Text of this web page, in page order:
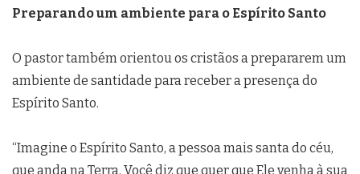
Preparando um ambiente para o Espírito Santo
O pastor também orientou os cristãos a prepararem um
ambiente de santidade para receber a presença do
Espírito Santo.
“Imagine o Espírito Santo, a pessoa mais santa do céu,
que anda na Terra. Você diz que quer que Ele venha à sua